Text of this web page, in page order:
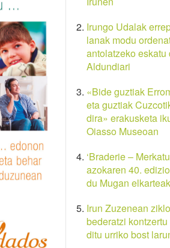
Irungo Udalak
lanak modu
antolatzeko eskatu
Aldundiari
«Bide guztiak
eta guztiak
dira» erakusketa
Oiasso Museoan
‘Braderie –
azokaren 40.
du Mugan
Irun Zuzenean
bederatzi
ditu urriko bost